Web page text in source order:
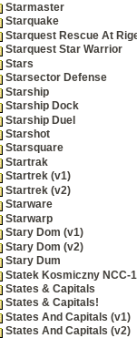
Starmaster
Starquake
Starquest Rescue At
Starquest Star Warrior
Stars
Starsector Defense
Starship
Starship Dock
Starship Duel
Starshot
Starsquare
Startrak
Startrek (v1)
Startrek (v2)
Starware
Starwarp
Stary Dom (v1)
Stary Dom (v2)
Stary Dum
Statek Kosmiczny NCC-
States & Capitals
States & Capitals!
States And Capitals (v1)
States And Capitals (v2)